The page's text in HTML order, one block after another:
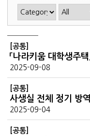
[공통]
「나라키움 대학생주
2025-09-08
[공통]
사생실 전체 정기 방
2025-09-04
[공통]